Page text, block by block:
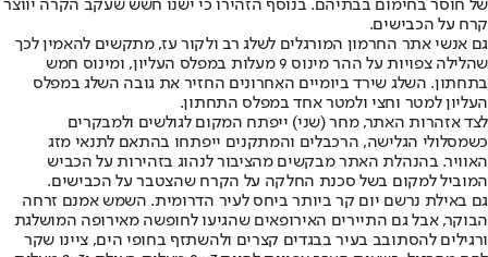
של חוסר בחימום בבתיהם. בנוסף הזהירו כי ישנו חשש שעקב הקרה יווצר
קרח על הכבישים.
גם אנשי אתר החרמון המורגלים לשלג רב ולקור עז, מתקשים להאמין לכך
שהלילה צפויות על ההר מינוס 9 מעלות במפלס העליון, ומינוס חמש
בתחתון. השלג שירד ביומיים האחרונים החזיר את גובה השלג במפלס
העליון למטר וחצי ולמטר אחד במפלס התחתון.
לצד אזהרות האתר, מחר (שני) ייפתח המקום לגולשים ולמבקרים
כשמסלולי הגלישה, הרכבלים והמתקנים ייפתחו בהתאם לתנאי מזג
האוויר. בהנהלת האתר מבקשים מהציבור לנהוג בזהירות על הכביש
המוביל למקום בשל סכנת החלקה על הקרח שהצטבר על הכבישים.
גם באילת נרשם יום קר ביותר ביחס לעיר הדרומית. השמש אמנם זרחה
הבוקר, אבל גם התיירים האירופאים שהגיעו לחופשה מאירופה המושלגת
ורגילים להסתובב בעיר בבגדים קצרים ולהשתזף בחופי הים, ציינו שקר